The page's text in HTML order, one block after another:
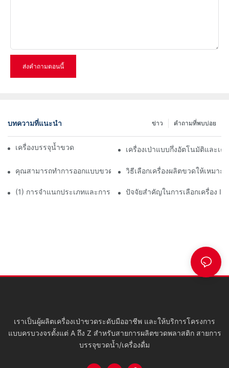
ส่งคำถามตอนนี้
บทความที่แนะนำ คำถามที่พบบ่อย
ข่าว
เครื่องบรรจุน้ำขวด 12000bph ครบวงจรเครื่องเป่าแบบกึ่งอัตโนมัติและเ
คุณสามารถทำการออกแบบขวดได้ไหม?วิธีเลือกเครื่องผลิตขวดให้เหมา
(1) การจำแนกประเภทและการแนะนำเครื่องเป่าขวด - เครื่องเป่าแบ
ปัจจัยสำคัญในการเลือกเครื่อง
เราเป็นผู้ผลิตเครื่องเป่าขวดระดับมืออาชีพ และให้บริการโครงการ
แบบครบวงจรตั้งแต่ A ถึง Z สำหรับสายการผลิตขวดพลาสติก สายการ
บรรจุขวดน้ำ/เครื่องดื่ม